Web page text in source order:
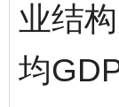
业结
均